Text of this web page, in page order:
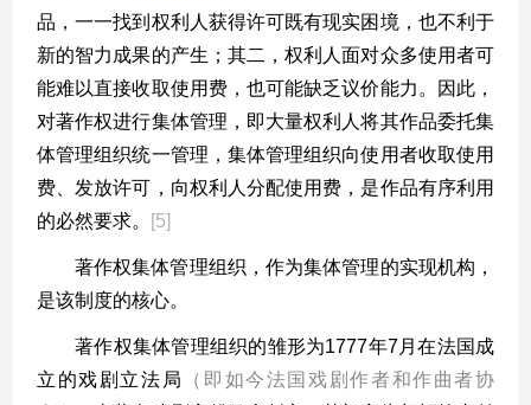
品，一一找到权利人获得许可既有现实困境，也不利于
新的智力成果的产生；其二，权利人面对众多使用者可
能难以直接收取使用费，也可能缺乏议价能力。因此，
对著作权进行集体管理，即大量权利人将其作品委托集
体管理组织统一管理，集体管理组织向使用者收取使用
费、发放许可，向权利人分配使用费，是作品有序利用
的必然要求。
[5]
著作权集体管理组织，作为集体管理的实现机构，
是该制度的核心。
著作权集体管理组织的雏形为1777年7月在法国成
立的戏剧立法局
（即如今法国戏剧作者和作曲者协